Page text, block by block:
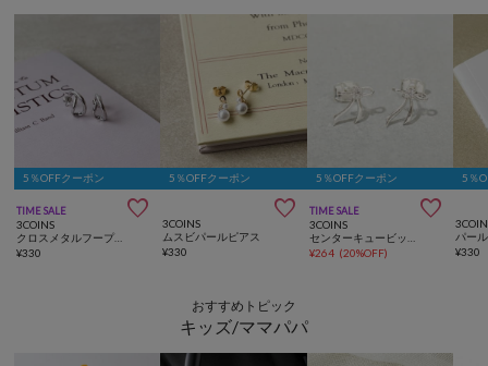
5％OFFクーポン
TIME SALE 
3COINS
クロスメタルフープピアス
¥330
5％OFFクーポン

3COINS
ムスビパールピアス
¥330
5％OFFクーポン
TIME SALE 
3COINS
センターキュービックメタルピアス
¥264 (20%OFF)
5％
パー
¥330
おすすめトピック
キッズ/ママパパ